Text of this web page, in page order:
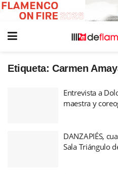
Etiqueta: Carmen
Entrevista a
maestra y
DANZAPIÉS,
Sala Triángulo